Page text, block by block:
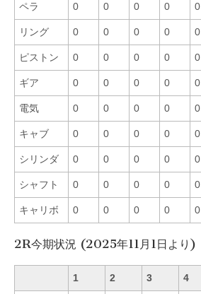
ペラ 0 0 0 0 0
リング 0 0 0 0 0
ピストン 0 0 0 0 0
ギア 0 0 0 0 0
電気 0 0 0 0 0
キャブ 0 0 0 0 0
シリンダ 0 0 0 0 0
シャフト 0 0 0 0 0
キャリボ 0 0 0 0 0
2R今期状況 (2025年11月1日より)
1 2 3 4